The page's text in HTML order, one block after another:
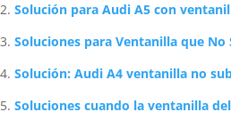
Solución para Audi A5 con
Soluciones para Ventanilla que No
Solución: Audi A4 ventanilla no
Soluciones cuando la ventanilla